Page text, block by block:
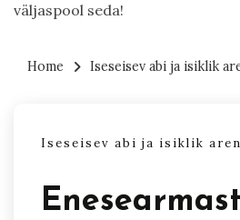
väljaspool seda!
Home Iseseisev abi ja isiklik
Iseseisev abi ja isiklik